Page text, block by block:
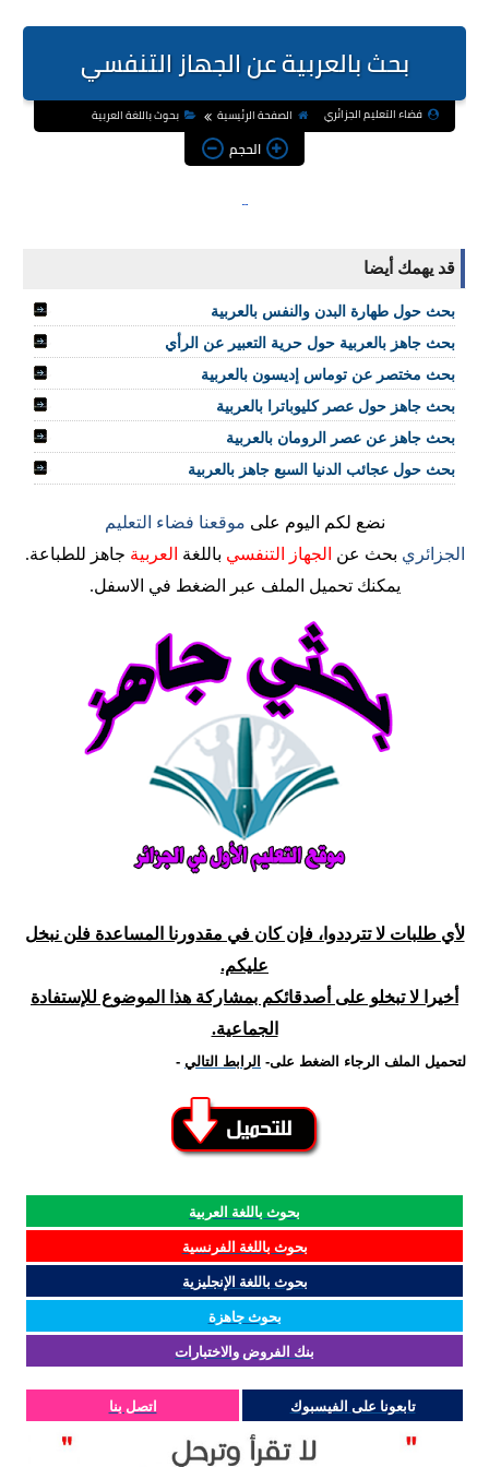
بحث بالعربية عن الجهاز التنفسي
فضاء التعليم الجزائري الصفحة الرئيسية بحوث باللغة العربية
الحجم
قد يهمك أيضا
بحث حول طهارة البدن والنفس بالعربية
بحث جاهز بالعربية حول حرية التعبير عن الرأي
بحث مختصر عن توماس إديسون بالعربية
بحث جاهز حول عصر كليوباترا بالعربية
بحث جاهز عن عصر الرومان بالعربية
بحث حول عجائب الدنيا السبع جاهز بالعربية
نضع لكم اليوم على موقعنا فضاء التعليم
الجزائري بحث عن الجهاز التنفسي باللغة العربية جاهز للطباعة.
يمكنك تحميل الملف عبر الضغط في الاسفل.
لأي طلبات لا تترددوا، فإن كان في مقدورنا المساعدة فلن نبخل
عليكم.
أخيرا لا تبخلو على أصدقائكم بمشاركة هذا الموضوع للإستفادة
الجماعية.
لتحميل الملف الرجاء الضغط على - الرابط التالي -
بحوث باللغة العربية
بحوث باللغة الفرنسية
بحوث باللغة الإنجليزية
بحوث جاهزة
بنك الفروض والاختبارات
تابعونا على الفيسبوك اتصل بنا